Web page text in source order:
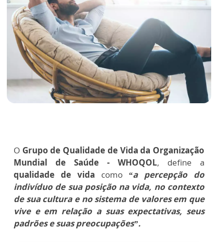
O Grupo de Qualidade de Vida da Organização
Mundial de Saúde - WHOQOL, define a
qualidade de vida como“a percepção do
indivíduo de sua posição na vida, no contexto
de sua cultura e no sistema de valores em que
vive e em relação a suas expectativas, seus
padrões e suas preocupações”.